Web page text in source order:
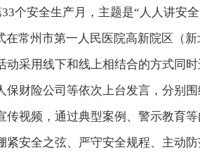
个安全生产月，主题是“人人讲
在常州市第一人民医院高新院区（
采用线下和线上相结合的方式同时
保财险公司等依次上台发言，分别
视频，通过典型案例、警示教育
安全之弦、严守安全规程、主动